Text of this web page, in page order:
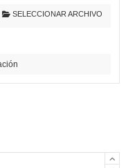
SELECCIONAR ARCHIVO